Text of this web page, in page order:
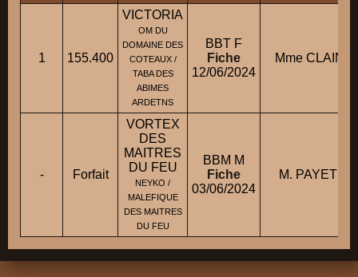
1 155.400
VICTORIA
OM DU
DOMAINE DES
COTEAUX /
TABA DES
ABIMES
ARDETNS
BBT F
Fiche
12/06/2024
Mme CLAIN
- Forfait
VORTEX
DES
MAITRES
DU FEU
NEYKO /
MALEFIQUE
DES MAITRES
DU FEU
BBM M
Fiche
03/06/2024
M. PAYET